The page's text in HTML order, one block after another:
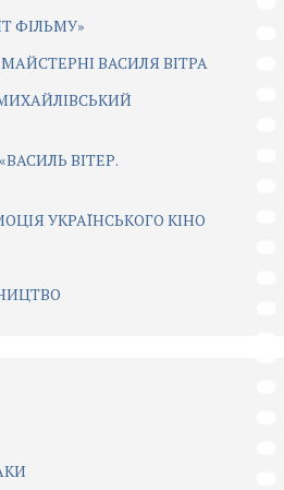
ФІЛЬМУ»
ВАСИЛЯ ВІТРА
ВІТЕР.
УКРАЇНСЬКОГО КІНО